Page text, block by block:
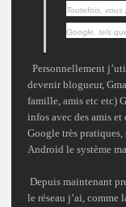
Toutefois,
Google, tels
Personnellement
devenir blogueur,
famille, amis etc etc)
infos avec des amis et
Google très
Android le système
Depuis maintenant
le réseau j’ai, comme